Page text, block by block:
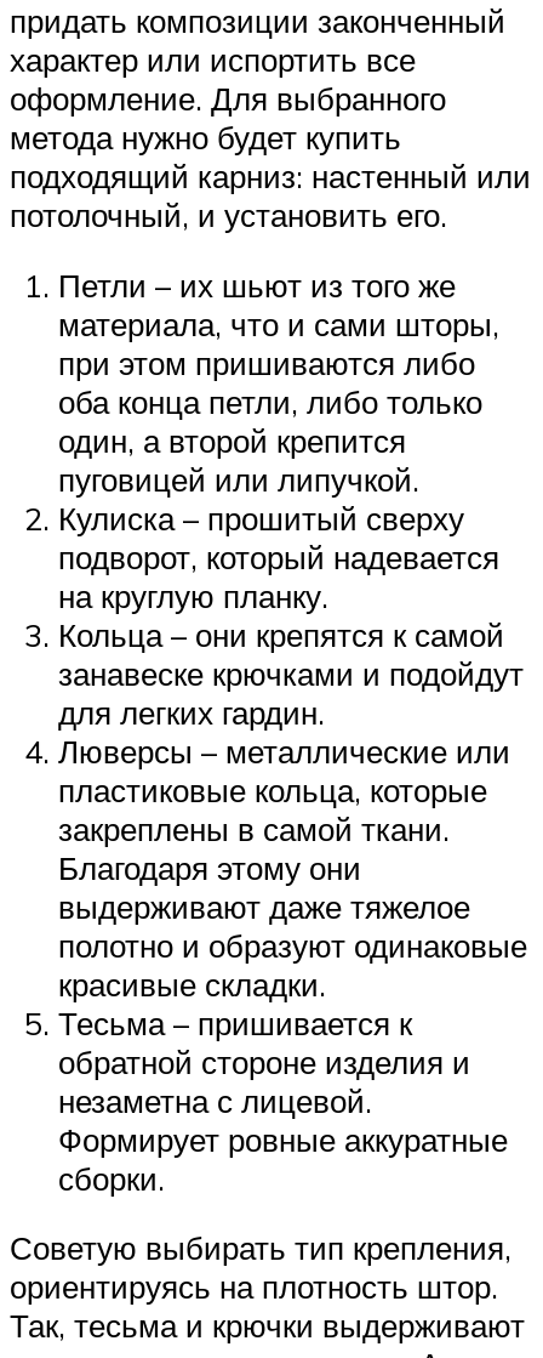
придать композиции законченный
характер или испортить все
оформление. Для выбранного
метода нужно будет купить
подходящий карниз: настенный или
потолочный, и установить его.
Петли – их шьют из того же
материала, что и сами шторы,
при этом пришиваются либо
оба конца петли, либо только
один, а второй крепится
пуговицей или липучкой.
Кулиска – прошитый сверху
подворот, который надевается
на круглую планку.
Кольца – они крепятся к самой
занавеске крючками и подойдут
для легких гардин.
Люверсы – металлические или
пластиковые кольца, которые
закреплены в самой ткани.
Благодаря этому они
выдерживают даже тяжелое
полотно и образуют одинаковые
красивые складки.
Тесьма – пришивается к
обратной стороне изделия и
незаметна с лицевой.
Формирует ровные аккуратные
сборки.
Советую выбирать тип крепления,
ориентируясь на плотность штор.
Так, тесьма и крючки выдерживают